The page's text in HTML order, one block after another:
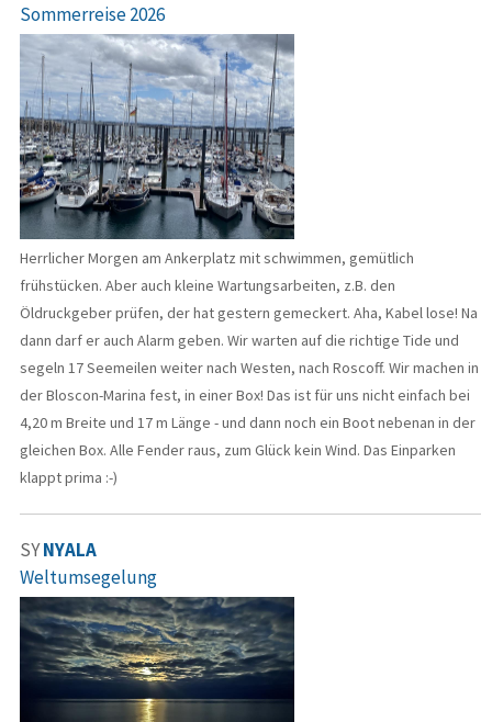
Sommerreise 2026
Herrlicher Morgen am Ankerplatz mit schwimmen, gemütlich
frühstücken. Aber auch kleine Wartungsarbeiten, z.B. den
Öldruckgeber prüfen, der hat gestern gemeckert. Aha, Kabel lose! Na
dann darf er auch Alarm geben. Wir warten auf die richtige Tide und
segeln 17 Seemeilen weiter nach Westen, nach Roscoff. Wir machen in
der Bloscon-Marina fest, in einer Box! Das ist für uns nicht einfach bei
4,20 m Breite und 17 m Länge - und dann noch ein Boot nebenan in der
gleichen Box. Alle Fender raus, zum Glück kein Wind. Das Einparken
klappt prima :-)
SYNYALA
Weltumsegelung